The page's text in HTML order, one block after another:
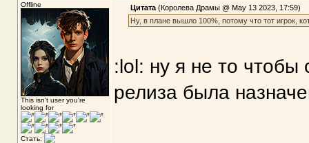
Offline
This isn't user you're
looking for
Стать:
Цитата(Королева Драмы @ May 13 2023, 17:59)
Ну, в плане вышло 100%, потому что тот игрок,
:lol: ну я не то чтобы
релиза была